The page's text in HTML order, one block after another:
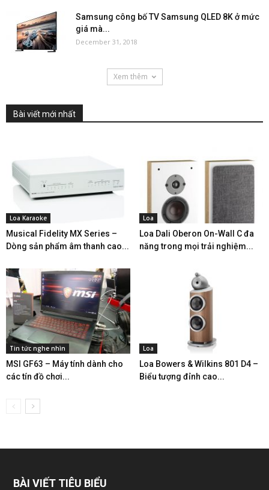
Samsung công bố TV Samsung QLED 8K ở mức
giá mà...
December 31, 2018
Xem thêm
Bài viết mới nhất
Loa Karaoke
Musical Fidelity MX Series –
Dòng sản phẩm âm thanh cao...
Loa
Loa Dali Oberon On-Wall C đa
năng trong mọi trải nghiệm...
Tin tức nghe nhìn
MSI GF63 – Máy tính dành cho
các tín đồ chơi...
Loa
Loa Bowers & Wilkins 801 D4 –
Biểu tượng đỉnh cao...
BÀI VIẾT TIÊU BIỂU